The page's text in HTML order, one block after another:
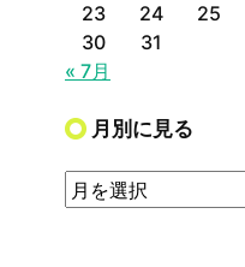
23
24 25
30
31
« 7月
月別に見る